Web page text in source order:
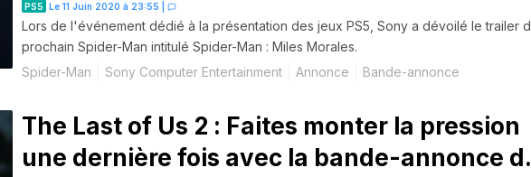
PS5 Le 11 Juin 2020 à 23:55
Lors de l'événement dédié à la présentation des jeux PS5, Sony a dévoilé le trailer
prochain Spider-Man intitulé Spider-Man : Miles Morales.
Spider-Man
Sony Computer Entertainment Annonce Bande-annonce
The Last of Us 2 : Faites monter la pression
une dernière fois avec la bande-annonce